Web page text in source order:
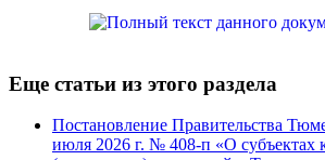
Еще статьи из этого раздела
Постановление Правительства
июля 2026 г. № 408-п «О субъектах